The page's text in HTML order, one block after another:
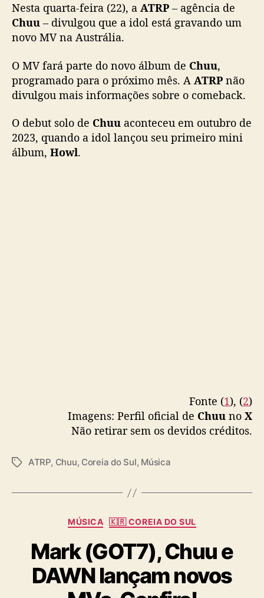
e
b
p
a
r
j
u
Nesta quarta-feira (22), a ATRP – agência de
Chuu – divulgou que a idol está gravando um
novo MV na Austrália.
O MV fará parte do novo álbum de Chuu,
programado para o próximo mês. A ATRP não
divulgou mais informações sobre o comeback.
O debut solo de Chuu aconteceu em outubro de
2023, quando a idol lançou seu primeiro mini
álbum, Howl.
Fonte (1), (2)
Imagens: Perfil oficial de Chuu no X
Não retirar sem os devidos créditos.
T
ATRP, Chuu, Coreia do Sul, Música
C
t
e
g
o
MÚSICA 🇰🇷 COREIA DO SUL
Mark (GOT7), Chuu e
DAWN lançam novos